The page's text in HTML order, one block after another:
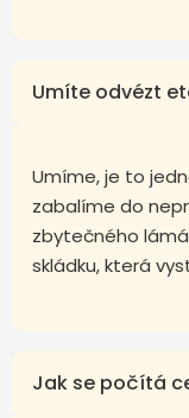
Umíte odvézt
Umíme, je to
zabalíme do
zbytečného
skládku, která
Jak se počítá